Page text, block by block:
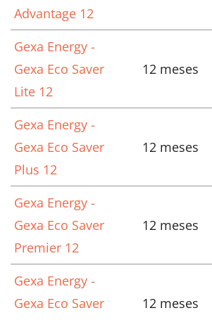
Advantage 12
Gexa Energy -
Gexa Eco Saver
Lite 12
12 meses
Gexa Energy -
Gexa Eco Saver
Plus 12
12 meses
Gexa Energy -
Gexa Eco Saver
Premier 12
12 meses
Gexa Energy -
Gexa Eco Saver
12 meses